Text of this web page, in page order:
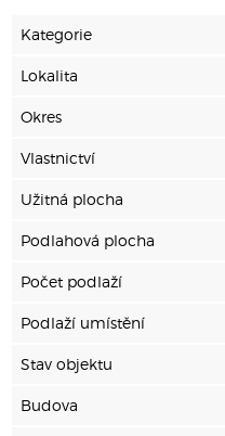
Kategorie
Lokalita
Okres
Vlastnictví
Užitná plocha
Podlahová plocha
Počet podlaží
Podlaží umístění
Stav objektu
Budova